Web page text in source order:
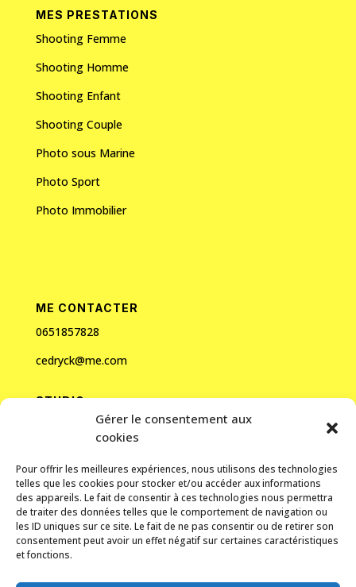
Gérer le consentement aux
cookies
Pour offrir les meilleures expériences, nous utilisons des technologies
telles que les cookies pour stocker et/ou accéder aux informations
des appareils. Le fait de consentir à ces technologies nous permettra
de traiter des données telles que le comportement de navigation ou
les ID uniques sur ce site. Le fait de ne pas consentir ou de retirer son
consentement peut avoir un effet négatif sur certaines caractéristiques
et fonctions.
MES PRESTATIONS
Shooting Femme
Shooting Homme
Shooting Enfant
Shooting Couple
Photo sous Marine
Photo Sport
Photo Immobilier
ME CONTACTER
0651857828
cedryck@me.com
STUDIO
45 allée des Ormes